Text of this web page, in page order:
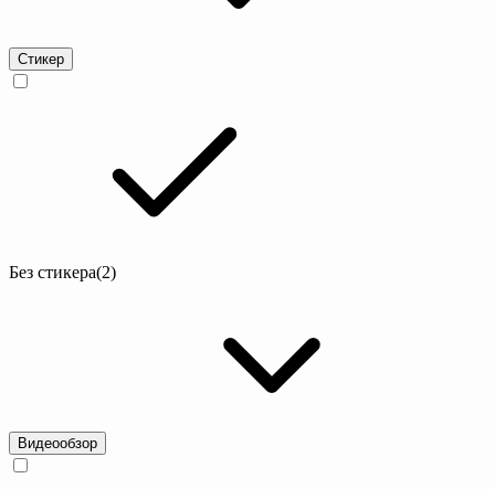
Стикер
Без стикера(2)
Видеообзор